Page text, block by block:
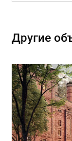
Другие